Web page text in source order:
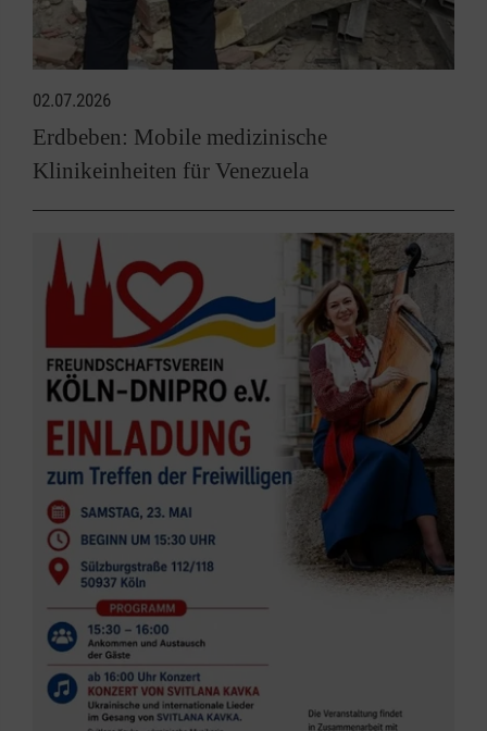
02.07.2026
Erdbeben: Mobile medizinische
Klinikeinheiten für Venezuela